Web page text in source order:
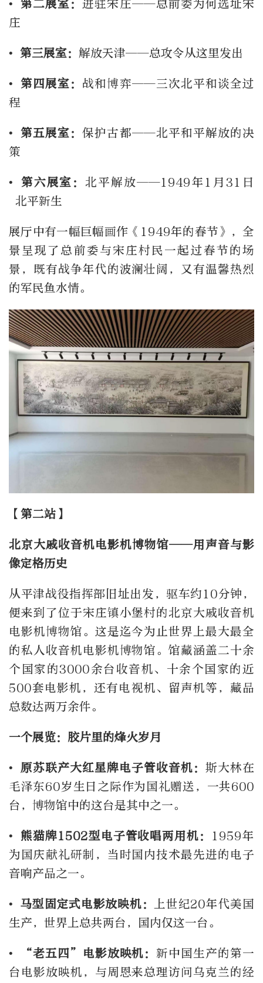
• 第二展室：进驻宋庄——总前委为何选址宋
庄
• 第三展室： 解放天津——总攻令从这里发出
• 第四展室： 战和博弈——三次北平和谈全过
程
• 第五展室：保护古都——北平和平解放的决
策
• 第六展室： 北平解放——1949年1月31日
北平新生
展厅中有一幅巨幅画作《1949年的春节》，全
景呈现了总前委与宋庄村民一起过春节的场
景，既有战争年代的波澜壮阔，又有温馨热烈
的军民鱼水情。
【第二站】
北京大戚收音机电影机博物馆——用声音与影
像定格历史
从平津战役指挥部旧址出发，驱车约10分钟，
便来到了位于宋庄镇小堡村的北京大戚收音机
电影机博物馆。这是迄今为止世界上最大最全
的私人收音机电影机博物馆。馆藏涵盖二十余
个国家的3000余台收音机、十余个国家的近
500套电影机，还有电视机、留声机等，藏品
总数达两万余件。
一个展览：胶片里的烽火岁月
• 原苏联产大红星牌电子管收音机： 斯大林在
毛泽东60岁生日之际作为国礼赠送，一共600
台，博物馆中的这台是其中之一。
• 熊猫牌1502型电子管收唱两用机：
1959年
为国庆献礼研制，当时国内技术最先进的电子
音响产品之一。
• 马型固定式电影放映机： 上世纪20年代美国
生产，世界上总共两台，国内仅这一台。
• “老五四”电影放映机：新中国生产的第一
台电影放映机，与周恩来总理访问乌克兰的经